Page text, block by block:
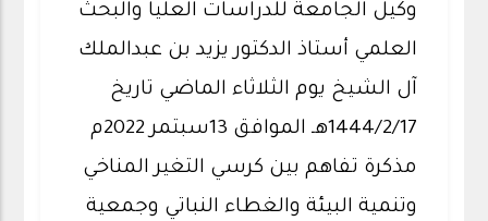
وكيل الجامعة للدراسات العليا والبحث
العلمي أستاذ الدكتور يزيد بن عبدالملك
آل الشيخ يوم الثلاثاء الماضي تاريخ
1444/2/17هـ الموافق 13سبتمر 2022م
مذكرة تفاهم بين كرسي التغير المناخي
وتنمية البيئة والغطاء النباتي وجمعية